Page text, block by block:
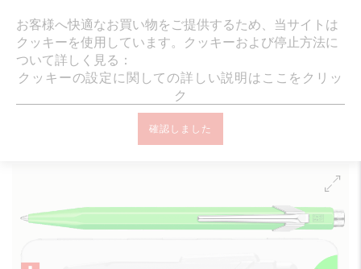
オンラインブティック ホーム 筆記具
849™ ポップライン 蛍光グリーン ボールペン、ケース付き
お客様へ快適なお買い物をご提供するため、当サイトは
クッキーを使用しています。クッキーおよび停止方法に
ついて詳しく見る：
クッキーの設定に関しての詳しい説明はここをクリッ
ク
確認しました